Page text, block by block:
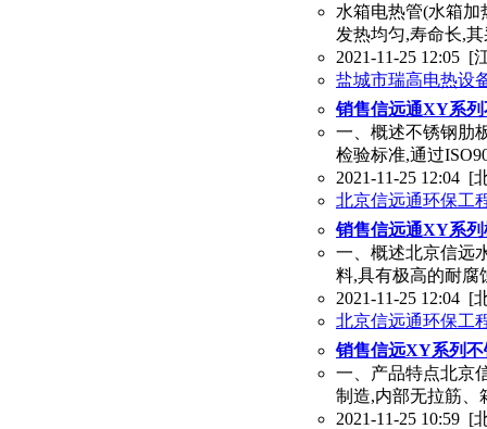
水箱电热管(水箱
发热均匀,寿命长,
2021-11-25 12:05 [
盐城市瑞高电热设
销售信远通XY系
一、概述不锈钢肋
检验标准,通过
2021-11-25 12:04 [
北京信远通环保工
销售信远通XY系
一、概述北京信远
料,具有极高的耐腐
2021-11-25 12:04 [
北京信远通环保工
销售信远XY系列
一、产品特点北京
制造,内部无拉筋、
2021-11-25 10:59 [